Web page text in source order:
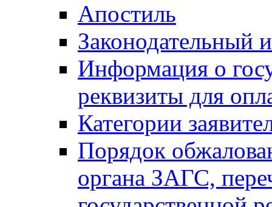
Апостиль
Законодательный
Информация о
реквизиты для
Категории
Порядок
органа ЗАГС,